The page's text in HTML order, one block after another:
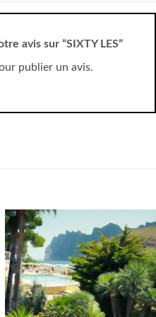
avis sur “SIXTY LES”
publier un avis.